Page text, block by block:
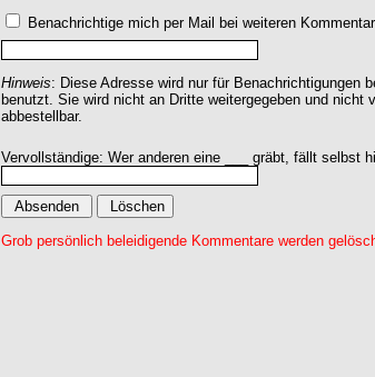
Benachrichtige mich per Mail bei weiteren
Hinweis: Diese Adresse wird nur für Benachrichtigungen
benutzt. Sie wird nicht an Dritte weitergegeben und
abbestellbar.
Vervollständige: Wer anderen eine ___ gräbt, fällt selbst
Grob persönlich beleidigende Kommentare werden